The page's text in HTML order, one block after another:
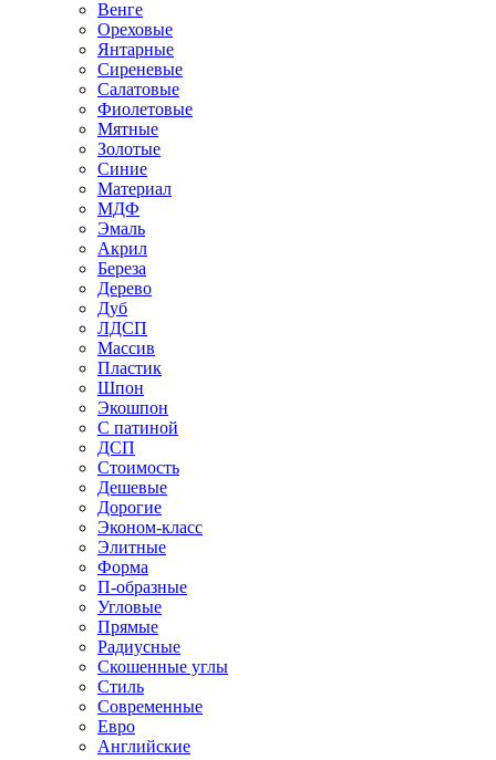
Венге
Ореховые
Янтарные
Сиреневые
Салатовые
Фиолетовые
Мятные
Золотые
Синие
Материал
МДФ
Эмаль
Акрил
Береза
Дерево
Дуб
ЛДСП
Массив
Пластик
Шпон
Экошпон
С патиной
ДСП
Стоимость
Дешевые
Дорогие
Эконом-класс
Элитные
Форма
П-образные
Угловые
Прямые
Радиусные
Скошенные углы
Стиль
Современные
Евро
Английские